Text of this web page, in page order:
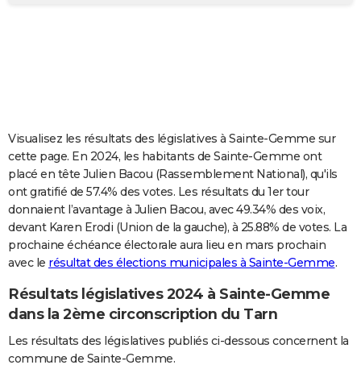
Carte de Noël
Carte Bonne année
Carte Saint-Valentin
Carte Pâques
Carte d'anniversaire
DICTIONNAIRE
Dictionnaire
Biographies
Citations
Expressions
Proverbes
COPAINS D'AVANT
S'inscrire
Se connecter
Lycées
Collèges
Primaires
Universités
Entreprises
Service militaire
Avis de recherche
AVIS DE DÉCÈS
Bricolage
Lifestyle
Culture
Sport
Auto
Television
Voyage
Cinema
Visualisez les résultats des législatives à Sainte-Gemme sur
cette page. En 2024, les habitants de Sainte-Gemme ont
placé en tête Julien Bacou (Rassemblement National), qu'ils
ont gratifié de 57.4% des votes. Les résultats du 1er tour
donnaient l’avantage à Julien Bacou, avec 49.34% des voix,
devant Karen Erodi (Union de la gauche), à 25.88% de votes. La
prochaine échéance électorale aura lieu en mars prochain
avec le résultat des élections municipales à Sainte-Gemme.
Résultats législatives 2024 à Sainte-Gemme
dans la 2ème circonscription du Tarn
Les résultats des législatives publiés ci-dessous concernent la
commune de Sainte-Gemme.